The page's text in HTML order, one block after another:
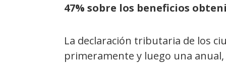
47% sobre los beneficios
La declaración tributaria de los
primeramente y luego una